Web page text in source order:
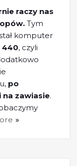
raczy nas
Tym
komputer
440, czyli
po
zawiasie.